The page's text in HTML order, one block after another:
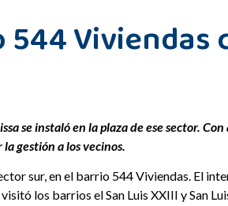
544
se instaló en la plaza de ese sector.
gestión a los vecinos.
sur, en el barrio 544 Viviendas. El
los barrios el San Luis XXIII y San